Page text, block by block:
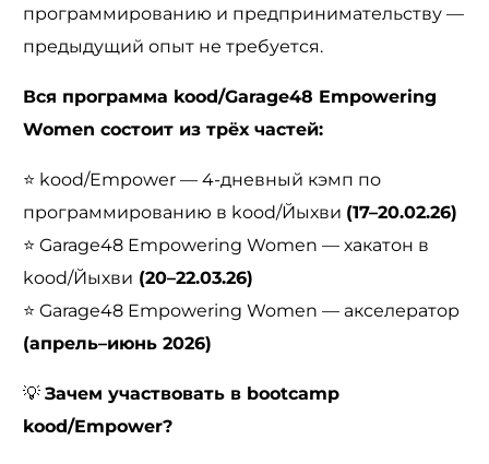
программированию и предпринимательству —
предыдущий опыт не требуется.
Вся программа kood/Garage48 Empowering
Women состоит из трёх частей:
⭐ kood/Empower — 4-дневный кэмп по
программированию в kood/Йыхви (17–20.02.26)
⭐ Garage48 Empowering Women — хакатон в
kood/Йыхви (20–22.03.26)
⭐ Garage48 Empowering Women — акселератор
(апрель–июнь 2026)
💡Зачем участвовать в bootcamp
kood/Empower?